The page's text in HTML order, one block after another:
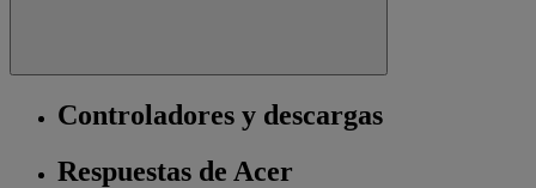
Controladores y descargas
Respuestas de Acer